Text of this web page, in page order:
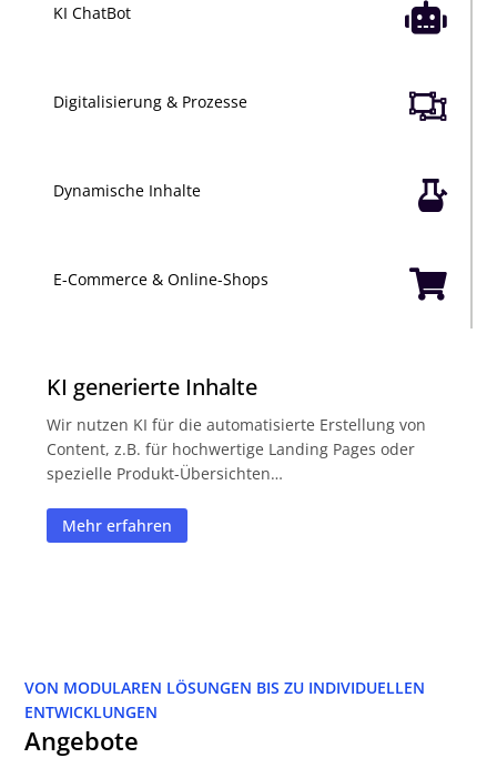

KI ChatBot

Digitalisierung & Prozesse

Dynamische Inhalte

E-Commerce & Online-Shops
KI generierte Inhalte
Wir nutzen KI für die automatisierte Erstellung von
Content, z.B. für hochwertige Landing Pages oder
spezielle Produkt-Übersichten…
Mehr erfahren
VON MODULAREN LÖSUNGEN BIS ZU INDIVIDUELLEN
ENTWICKLUNGEN
Angebote